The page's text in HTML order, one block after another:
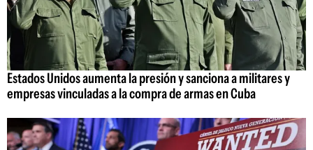
Estados Unidos aumenta la presión y sanciona a militares y
empresas vinculadas a la compra de armas en Cuba